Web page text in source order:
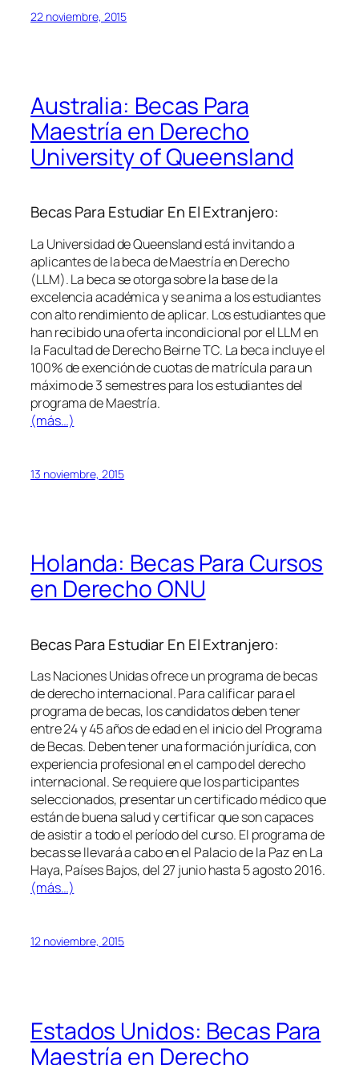
22 noviembre, 2015
Australia: Becas Para
Maestría en Derecho
University of Queensland
Becas Para Estudiar En El Extranjero:
La Universidad de Queensland está invitando a
aplicantes de la beca de Maestría en Derecho
(LLM). La beca se otorga sobre la base de la
excelencia académica y se anima a los estudiantes
con alto rendimiento de aplicar. Los estudiantes que
han recibido una oferta incondicional por el LLM en
la Facultad de Derecho Beirne TC. La beca incluye el
100% de exención de cuotas de matrícula para un
máximo de 3 semestres para los estudiantes del
programa de Maestría.
(más…)
13 noviembre, 2015
Holanda: Becas Para Cursos
en Derecho ONU
Becas Para Estudiar En El Extranjero:
Las Naciones Unidas ofrece un programa de becas
de derecho internacional. Para calificar para el
programa de becas, los candidatos deben tener
entre 24 y 45 años de edad en el inicio del Programa
de Becas. Deben tener una formación jurídica, con
experiencia profesional en el campo del derecho
internacional. Se requiere que los participantes
seleccionados, presentar un certificado médico que
están de buena salud y certificar que son capaces
de asistir a todo el período del curso. El programa de
becas se llevará a cabo en el Palacio de la Paz en La
Haya, Países Bajos, del 27 junio hasta 5 agosto 2016.
(más…)
12 noviembre, 2015
Estados Unidos: Becas Para
Maestría en Derecho